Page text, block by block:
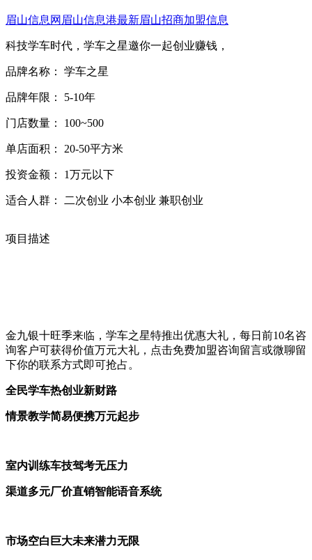
眉山信息网 眉山信息港最新眉山招商加盟信息
科技学车时代，学车之星邀你一起创业赚钱，
品牌名称： 学车之星
品牌年限： 5-10年
门店数量： 100~500
单店面积： 20-50平方米
投资金额： 1万元以下
适合人群： 二次创业 小本创业 兼职创业
项目描述
金九银十旺季来临，学车之星特推出优惠大礼，每日前10名咨
询客户可获得价值万元大礼，点击免费加盟咨询留言或微聊留
下你的联系方式即可抢占。
全民学车热创业新财路
情景教学简易便携万元起步
室内训练车技驾考无压力
渠道多元厂价直销智能语音系统
市场空白巨大未来潜力无限